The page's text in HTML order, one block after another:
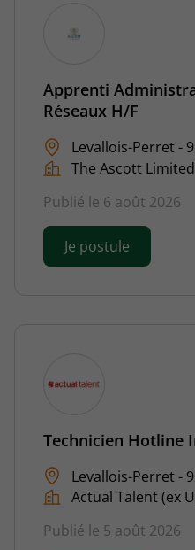
Apprenti
Réseaux H/F
Levallois-Perret -
The Ascott Limited
Publié le 6 août 2026
Je postule
Technicien Hotline
Levallois-Perret -
Actual Talent (ex
Publié le 5 août 2026